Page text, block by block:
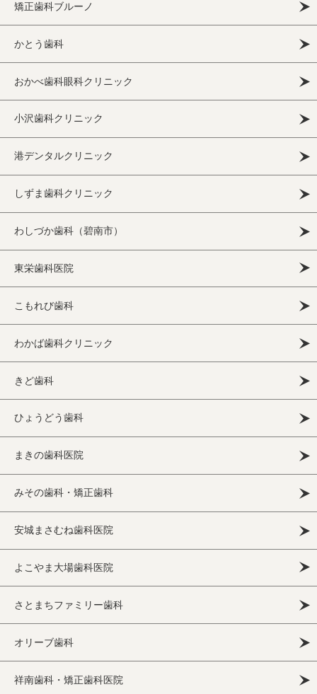
矯正歯科ブルーノ
かとう歯科
おかべ歯科眼科クリニック
小沢歯科クリニック
港デンタルクリニック
しずま歯科クリニック
わしづか歯科（碧南市）
東栄歯科医院
こもれび歯科
わかば歯科クリニック
きど歯科
ひょうどう歯科
まきの歯科医院
みその歯科・矯正歯科
安城まさむね歯科医院
よこやま大場歯科医院
さとまちファミリー歯科
オリーブ歯科
祥南歯科・矯正歯科医院